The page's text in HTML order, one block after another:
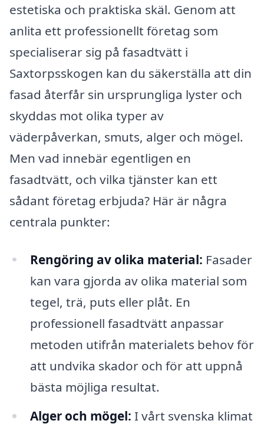
estetiska och praktiska skäl. Genom att
anlita ett professionellt företag som
specialiserar sig på fasadtvätt i
Saxtorpsskogen kan du säkerställa att din
fasad återfår sin ursprungliga lyster och
skyddas mot olika typer av
väderpåverkan, smuts, alger och mögel.
Men vad innebär egentligen en
fasadtvätt, och vilka tjänster kan ett
sådant företag erbjuda? Här är några
centrala punkter:
Rengöring av olika material: Fasader
kan vara gjorda av olika material som
tegel, trä, puts eller plåt. En
professionell fasadtvätt anpassar
metoden utifrån materialets behov för
att undvika skador och för att uppnå
bästa möjliga resultat.
Alger och mögel: I vårt svenska klimat